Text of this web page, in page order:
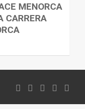
MENORCA
CARRERA